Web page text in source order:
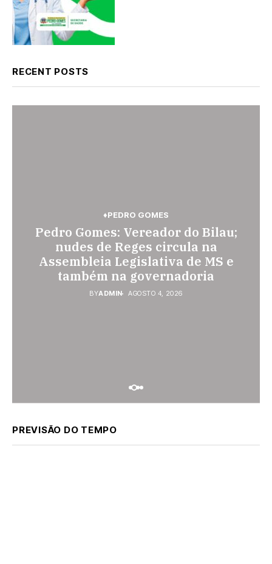
RECENT POSTS
♦PEDRO GOMES ♦SONORA
Pedágio da BR-163 em São
Gabriel do Oeste sobe 40,53% e
passa a custar R$ 10,70 a partir
desta quarta-feira
BYADMIN AGOSTO 4, 2026
♦PEDRO GOMES
Pedro Gomes: Vereador do Bilau;
nudes de Reges circula na
Assembleia Legislativa de MS e
também na governadoria
BYADMIN AGOSTO 4, 2026
♦PEDRO GOMES ♦POLÍCIA
Pedro Gomes: Polícia Militar
prende homem por violência
doméstica; dois socos na cara
dela
BYADMIN AGOSTO 3, 2026
PREVISÃO DO TEMPO